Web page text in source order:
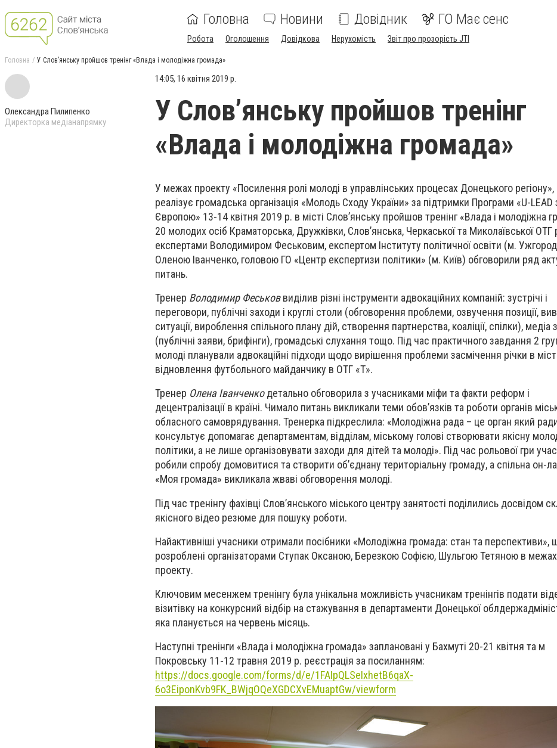
Головна Новини Довідник ГО Має сенс
Робота Оголошення Довідкова Нерухомість Звіт про прозорість JTI
Головна У Слов’янську пройшов тренінг «Влада і молодіжна громада»
Олександра Пилипенко
Директорка медіанапрямку
14:05, 16 квітня 2019 р.
У Слов’янську пройшов тренінг
«Влада і молодіжна громада»
У межах проекту «Посилення ролі молоді в управлінських процесах Донецького
реалізує громадська організація «Молодь Сходу України» за підтримки Програми «U-LEAD
Європою» 13-14 квітня 2019 р. в місті Слов’янську пройшов тренінг «Влада і молодіжна
20 молодих осіб Краматорська, Дружківки, Слов’янська, Черкаської та Миколаївської ОТГ
експертами Володимиром Феськовим, експертом Інституту політичної освіти (м.
Оленою Іванченко, головою ГО «Центр експертизи політики» (м. Київ) обговорили ряд
питань.
Тренер Володимир Феськоввиділив різні інструменти адвокаційних компаній: зустрічі і
переговори, публічні заходи і круглі столи (обговорення проблеми, озвучення позиції,
ситуації, вироблення спільного плану дій, створення партнерства, коаліції, спілки), медіа
(публічні заяви, брифінги), громадські слухання тощо. Під час практичного завдання 2
молоді планували адвокаційні підходи щодо вирішення проблеми засмічення річки в
відновлення футбольного майданчику в ОТГ «Т».
Тренер Олена Іванченкодетально обговорила з учасниками міфи та факти реформ і
децентралізації в країні. Чимало питань викликали теми обов’язків та роботи органів
обласного самоврядування. Тренерка підкреслила: «Молодіжна рада – це орган який
консультує допомагає департаментам, відділам, міському голові створювати якісну
політики, а не лише організовувати заходи для дітей та молоді». Під час рольової гри
робили спробу домовитися та створити об’єднану територіальну громаду, а спільна он-
«Моя громада» викликала жваві обговорення молоді.
Під час тренінгу фахівці Слов’янського міського центру занятості поділились досвідом
якісного відео резюме для пошуку роботи.
Найактивніші учасники отримали посібники «Молодіжна громада: стан та перспективи»,
розроблені організаторами Ступак Оксаною, Березкою Софією, Шульгою Тетяною в
проекту.
Ключовим месенжем тренінгу була унікальна можливість учасникам тренінгів подати
візитівку на конкурсний відбір на стажування в департаменти Донецької
яка планується на червень місяць.
Наступні тренінги «Влада і молодіжна громада» заплановані у Бахмуті 20-21 квітня та м
Покровську 11-12 травня 2019 р. реєстрація за посиланням:
https://docs.google.com/forms/d/e/1FAIpQLSeIxhetB6qaX-
6o3EiponKvb9FK_BWjqOQeXGDCXvEMuaptGw/viewform